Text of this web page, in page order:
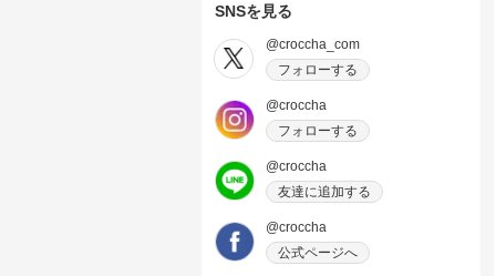
SNSを見る
@croccha_com
フォローする
@croccha
フォローする
@croccha
友達に追加する
@croccha
公式ページへ